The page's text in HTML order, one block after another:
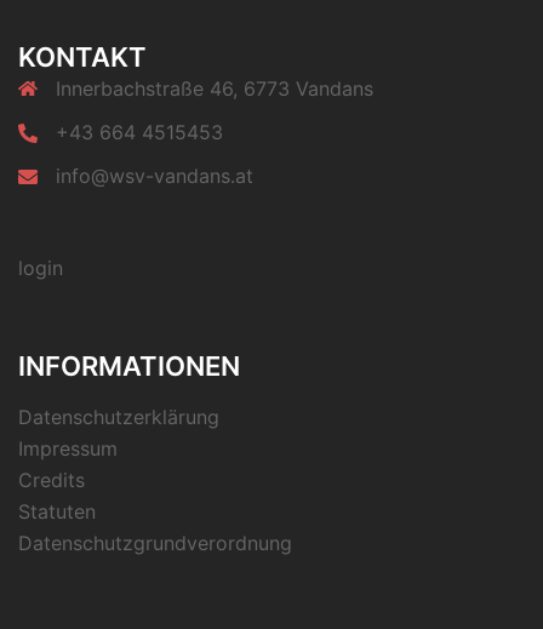
KONTAKT
Innerbachstraße 46, 6773 Vandans
+43 664 4515453
info@wsv-vandans.at
login
INFORMATIONEN
Datenschutzerklärung
Impressum
Credits
Statuten
Datenschutzgrundverordnung